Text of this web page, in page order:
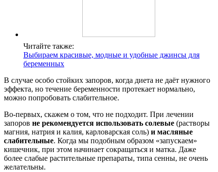
Читайте также:
Выбираем красивые, модные и удобные джинсы для
беременных
В случае особо стойких запоров, когда диета не даёт нужного
эффекта, но течение беременности протекает нормально,
можно попробовать слабительное.
Во-первых, скажем о том, что не подходит. При лечении
запоров не рекомендуется использовать солевые (растворы
магния, натрия и калия, карловарская соль) и масляные
слабительные. Когда мы подобным образом «запускаем»
кишечник, при этом начинает сокращаться и матка. Даже
более слабые растительные препараты, типа сенны, не очень
желательны.